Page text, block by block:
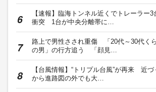
【速報】臨海トンネル近くでトレーラー3
衝突 1台が中央分離帯に…
路上で男性さされ重傷 「20代～30代く
の男」の行方追う 「顔見…
【台風情報】“トリプル台風”が再来 近づ
から進路図の外でも大…